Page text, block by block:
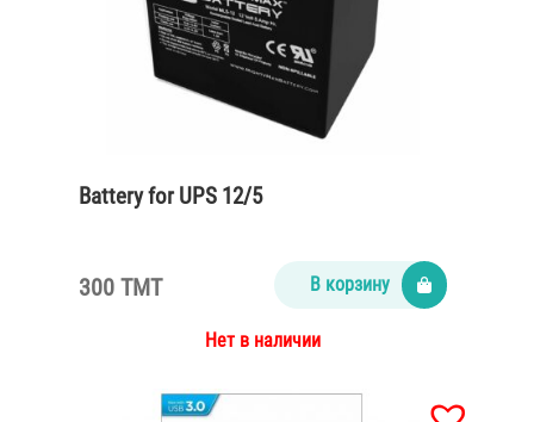
Battery for UPS 12/5
300 TMT В корзину
Нет в наличии